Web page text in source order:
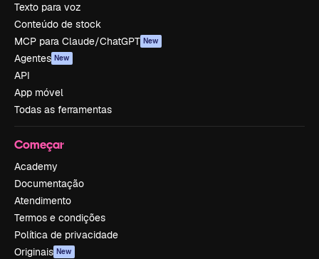
Texto para voz
Conteúdo de stock
MCP para Claude/ChatGPT New
Agentes New
API
App móvel
Todas as ferramentas
Começar
Academy
Documentação
Atendimento
Termos e condições
Política de privacidade
Originais New